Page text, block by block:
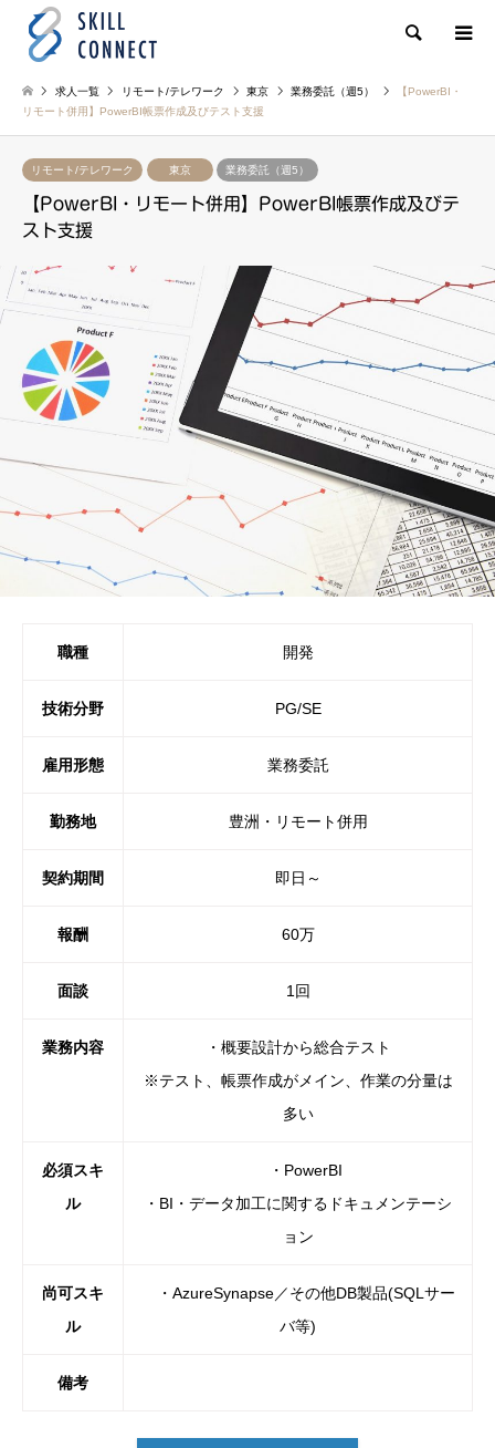
検索
求人一覧 リモート/テレワーク 東京 業務委託（週5）
【PowerBI・
リモート併用】PowerBI帳票作成及びテスト支援
リモート/テレワーク 東京 業務委託（週5）
【PowerBI・リモート併用】PowerBI帳票作成及びテ
スト支援
職種 開発
技術分野 PG/SE
雇用形態 業務委託
勤務地 豊洲・リモート併用
契約期間 即日～
報酬 60万
面談 1回
業務内容
・概要設計から総合テスト
※テスト、帳票作成がメイン、作業の分量は
多い
必須スキ
ル
・PowerBI
・BI・データ加工に関するドキュメンテーシ
ョン
尚可スキ
ル
・AzureSynapse／その他DB製品(SQLサー
バ等)
備考